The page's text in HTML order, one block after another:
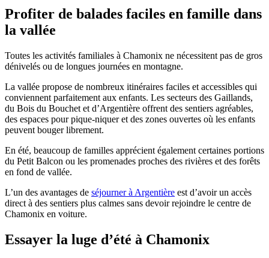
Profiter de balades faciles en famille dans
la vallée
Toutes les activités familiales à Chamonix ne nécessitent pas de gros
dénivelés ou de longues journées en montagne.
La vallée propose de nombreux itinéraires faciles et accessibles qui
conviennent parfaitement aux enfants. Les secteurs des Gaillands,
du Bois du Bouchet et d’Argentière offrent des sentiers agréables,
des espaces pour pique-niquer et des zones ouvertes où les enfants
peuvent bouger librement.
En été, beaucoup de familles apprécient également certaines portions
du Petit Balcon ou les promenades proches des rivières et des forêts
en fond de vallée.
L’un des avantages de séjourner à Argentière est d’avoir un accès
direct à des sentiers plus calmes sans devoir rejoindre le centre de
Chamonix en voiture.
Essayer la luge d’été à Chamonix